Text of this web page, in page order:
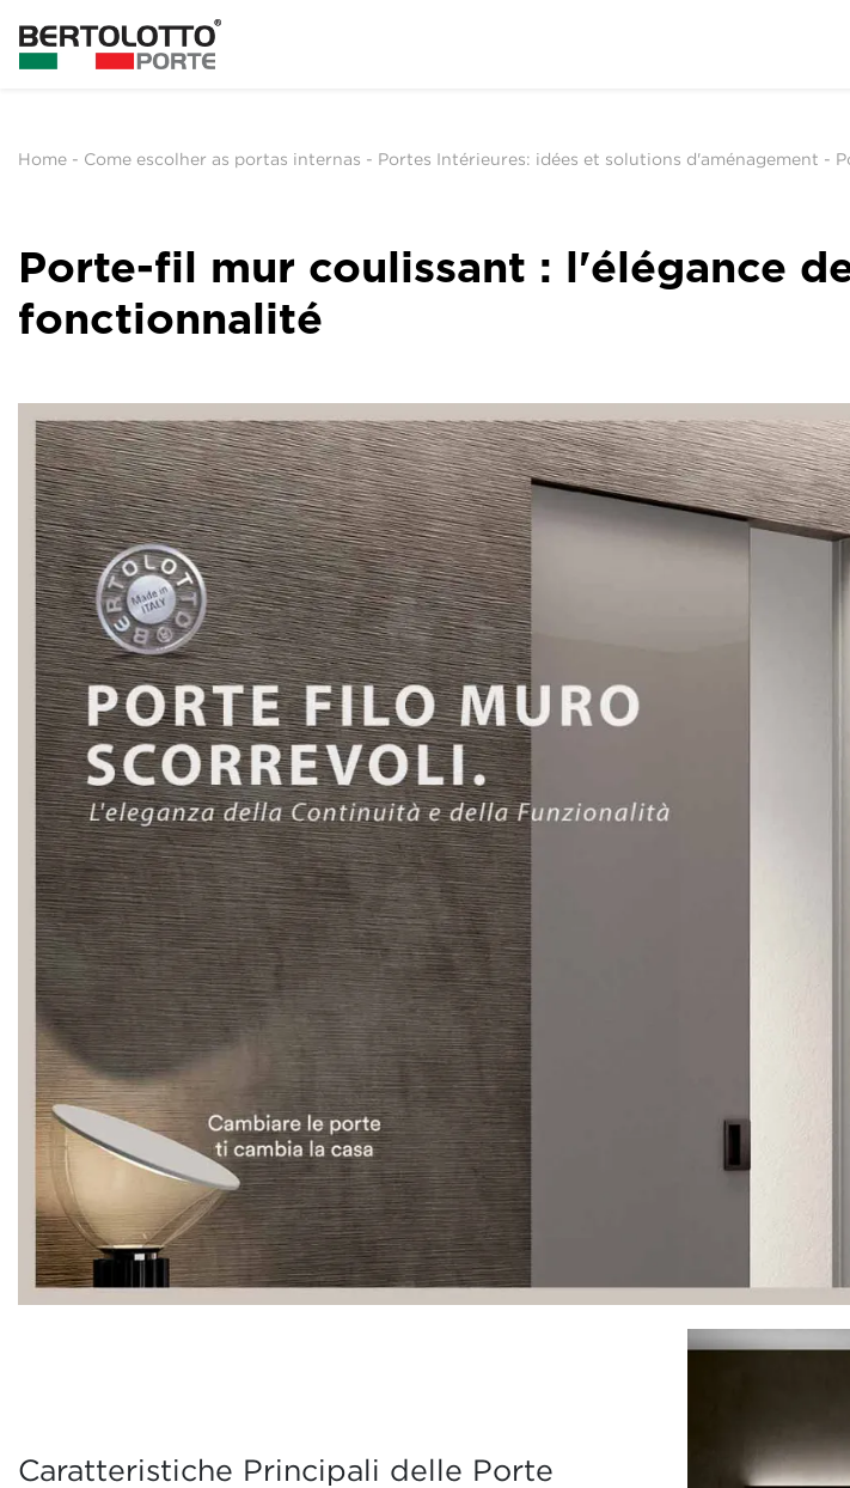
Home - Come escolher as portas internas - Portes Intérieures: idées et solutions d'aménagement -
Porte-fil mur coulissant : l'élégance
fonctionnalité
Caratteristiche Principali delle Porte